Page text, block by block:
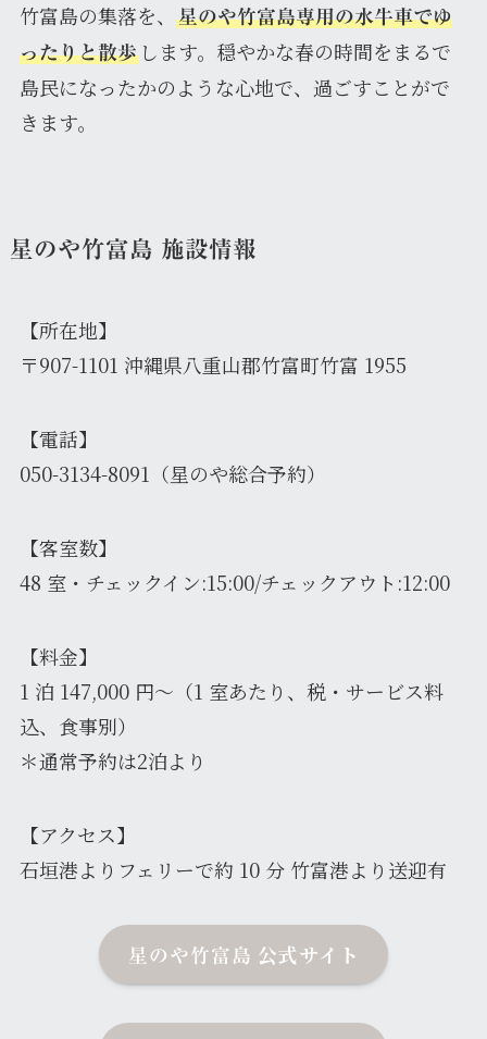
竹富島の集落を、
星のや竹富島専用の水牛車でゆ
ったりと散歩します。穏やかな春の時間をまるで
島民になったかのような心地で、過ごすことがで
きます。
星のや竹富島 施設情報
【所在地】
〒907-1101 沖縄県八重山郡竹富町竹富 1955
【電話】
050-3134-8091（星のや総合予約）
【客室数】
48 室・チェックイン:15:00/チェックアウト:12:00
【料金】
1 泊 147,000 円～（1 室あたり、税・サービス料
込、食事別）
＊通常予約は2泊より
【アクセス】
石垣港よりフェリーで約 10 分 竹富港より送迎有
星のや竹富島 公式サイト